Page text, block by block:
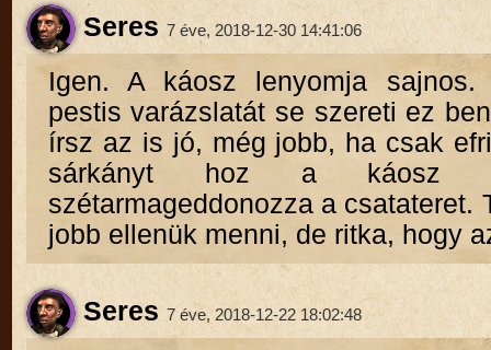
Seres 7 éve, 2018-12-30 14:41:06
Igen. A káosz lenyomja
pestis varázslatát se szereti ez
írsz az is jó, még jobb, ha csak
sárkányt hoz a káosz
szétarmageddonozza a csatateret.
jobb ellenük menni, de ritka, hogy
Seres 7 éve, 2018-12-22 18:02:48